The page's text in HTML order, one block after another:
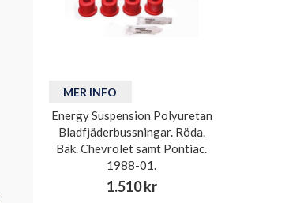
MER INFO
Energy Suspension Polyuretan
Bladfjäderbussningar. Röda.
Bak. Chevrolet samt Pontiac.
1988-01.
1.510 kr